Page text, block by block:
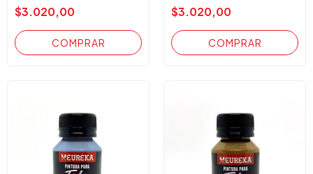
$3.020,00 $3.020,00